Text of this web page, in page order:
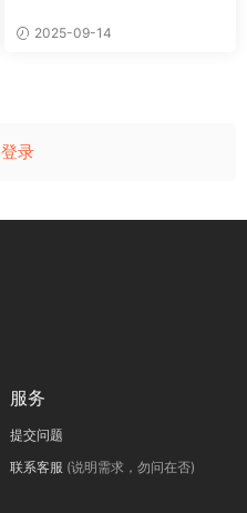
2025-09-14
登录
服务
提交问题
联系客服 (说明需求，勿问在否)